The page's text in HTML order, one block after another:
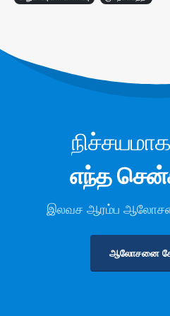
எந்த
இலவச ஆரம்ப
ஆலோசனை
குளிர் சேமிப்பிற்கான குளிரூட்டல் பாதுகாப்பு
கண்காணிப்பு
மேலும் காண்க
வின்சென். © 2026. அனைத்து